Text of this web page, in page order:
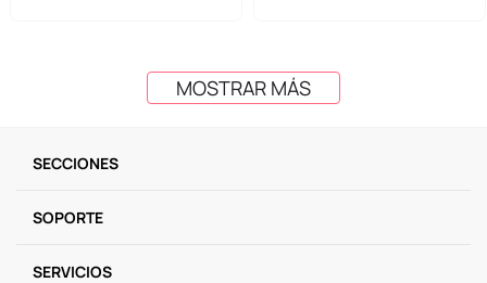
MOSTRAR MÁS
SECCIONES
SOPORTE
SERVICIOS